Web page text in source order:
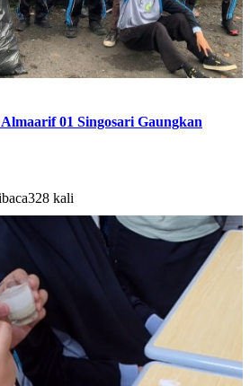
01 Singosari Gaungkan
kali